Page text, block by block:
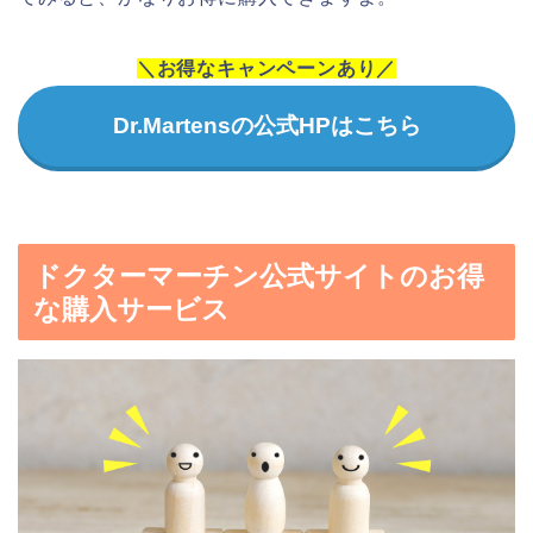
＼お得なキャンペーンあり／
Dr.Martensの公式HPはこちら
ドクターマーチン公式サイトのお得
な購入サービス